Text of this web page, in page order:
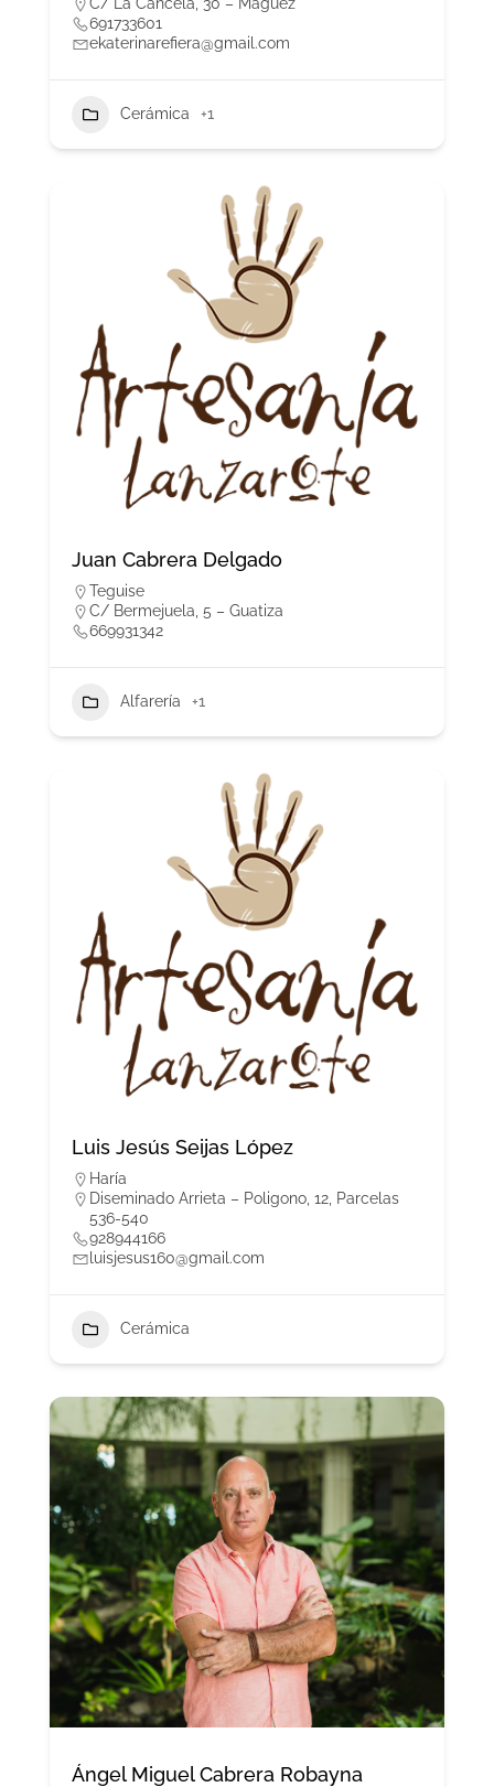
691733601
ekaterinarefiera@gmail.com
Cerámica +1
Juan Cabrera Delgado
Teguise
C/ Bermejuela, 5 – Guatiza
669931342
Alfarería +1
Luis Jesús Seijas López
Haría
Diseminado Arrieta – Poligono, 12, Parcelas
536-540
928944166
luisjesus160@gmail.com
Cerámica
Ángel Miguel Cabrera Robayna